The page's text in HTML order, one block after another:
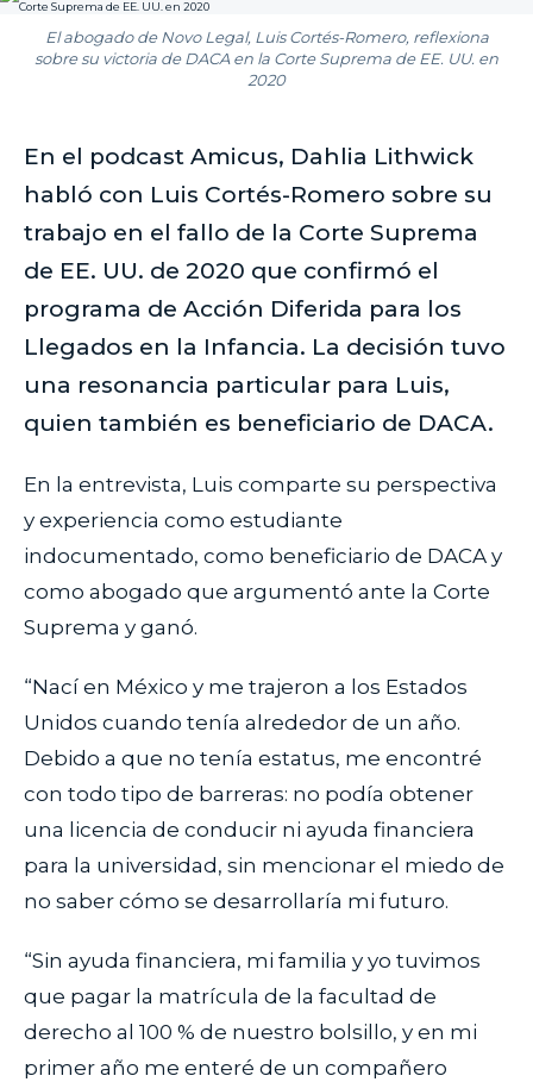
El abogado de Novo Legal, Luis Cortés-Romero, reflexiona
sobre su victoria de DACA en la Corte Suprema de EE. UU. en
2020
En el podcast Amicus, Dahlia Lithwick
habló con Luis Cortés-Romero sobre su
trabajo en el fallo de la Corte Suprema
de EE. UU. de 2020 que confirmó el
programa de Acción Diferida para los
Llegados en la Infancia. La decisión tuvo
una resonancia particular para Luis,
quien también es beneficiario de DACA.
En la entrevista, Luis comparte su perspectiva
y experiencia como estudiante
indocumentado, como beneficiario de DACA y
como abogado que argumentó ante la Corte
Suprema y ganó.
“Nací en México y me trajeron a los Estados
Unidos cuando tenía alrededor de un año.
Debido a que no tenía estatus, me encontré
con todo tipo de barreras: no podía obtener
una licencia de conducir ni ayuda financiera
para la universidad, sin mencionar el miedo de
no saber cómo se desarrollaría mi futuro.
“Sin ayuda financiera, mi familia y yo tuvimos
que pagar la matrícula de la facultad de
derecho al 100 % de nuestro bolsillo, y en mi
primer año me enteré de un compañero